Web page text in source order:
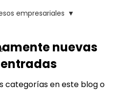
empresariales
nuevas
entradas
categorías en este blog o